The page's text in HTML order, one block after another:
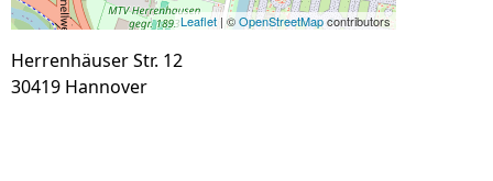
Leaflet | ©OpenStreetMapcontributors
Herrenhäuser Str. 12
30419 Hannover